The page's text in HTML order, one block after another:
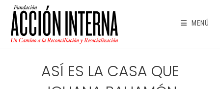
contenido
MENÚ
ASÍ ES LA CASA QUE